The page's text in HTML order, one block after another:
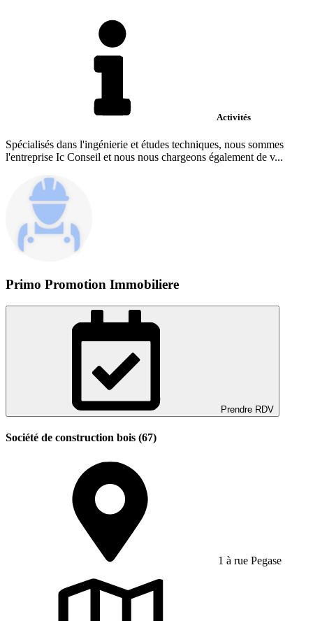
Activités
Spécialisés dans l'ingénierie et études techniques, nous sommes
l'entreprise Ic Conseil et nous nous chargeons également de v...
Primo Promotion Immobiliere
Prendre RDV
Société de construction bois (67)
1 à rue Pegase